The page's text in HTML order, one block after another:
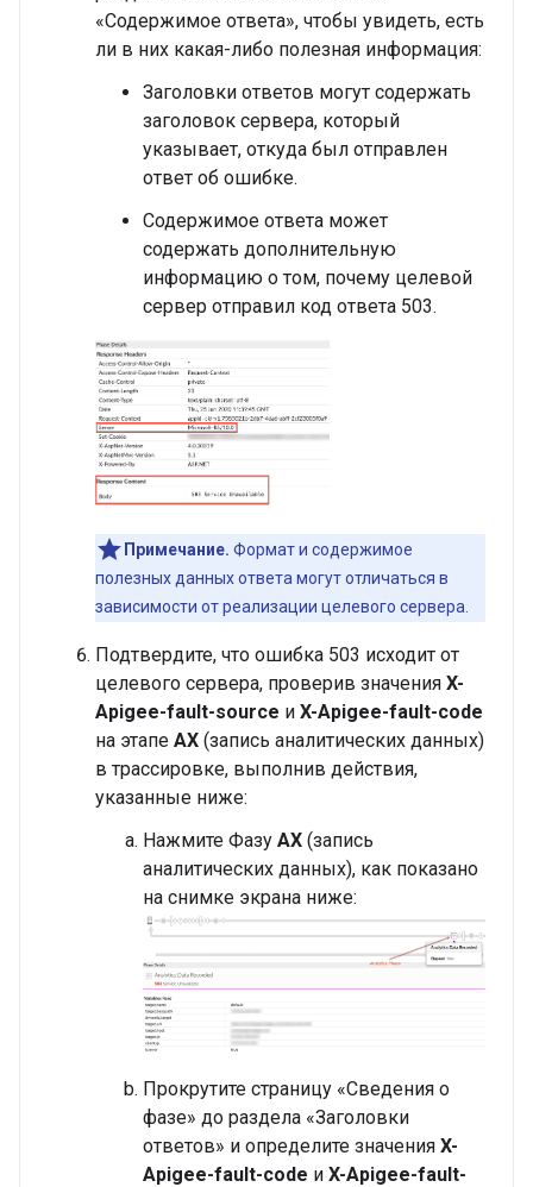
«Содержимое ответа», чтобы увидеть, есть
ли в них какая-либо полезная информация:
Заголовки ответов могут содержать
заголовок сервера, который
указывает, откуда был отправлен
ответ об ошибке.
Содержимое ответа может
содержать дополнительную
информацию о том, почему целевой
сервер отправил код ответа 503.
Примечание. Формат и содержимое
полезных данных ответа могут отличаться в
зависимости от реализации целевого сервера.
Подтвердите, что ошибка 503 исходит от
целевого сервера, проверив значения X-
Apigee-fault-source и X-Apigee-fault-code
на этапе AX (запись аналитических данных)
в трассировке, выполнив действия,
указанные ниже:
Нажмите Фазу AX (запись
аналитических данных), как показано
на снимке экрана ниже:
Прокрутите страницу «Сведения о
фазе» до раздела «Заголовки
ответов» и определите значения X-
Apigee-fault-code и X-Apigee-fault-